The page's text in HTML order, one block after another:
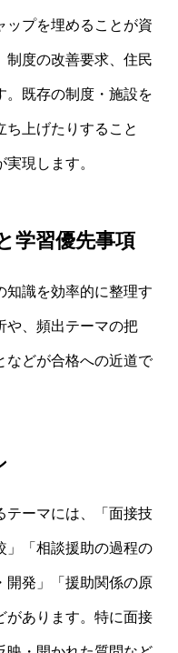
ップを埋めることが資
制度の改善要求、住民
。既存の制度・施設を
ち上げたりすること
現します。
学習優先事項
知識を効率的に整理す
や、頻出テーマの把
などが合格への近道で
テーマには、「面接技
」「相談援助の過程の
開発」「援助関係の原
があります。特に面接